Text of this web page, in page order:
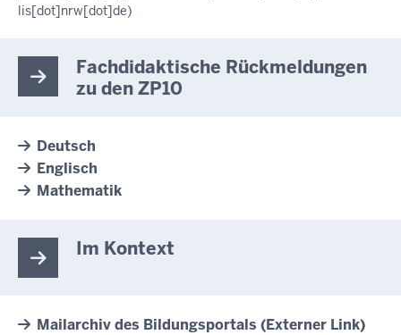
lis[dot]nrw[dot]de)
Fachdidaktische Rückmeldungen
zu den ZP10
Deutsch
Englisch
Mathematik
Im Kontext
Mailarchiv des Bildungsportals (Externer Link)